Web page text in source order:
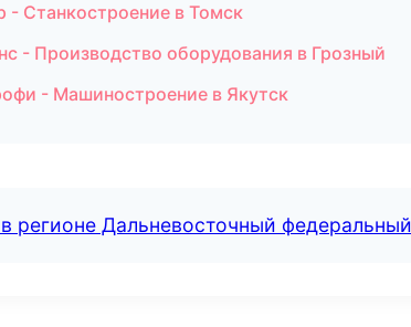
- Станкостроение в Томск
- Производство оборудования в Грозный
- Машиностроение в Якутск
регионе Дальневосточный